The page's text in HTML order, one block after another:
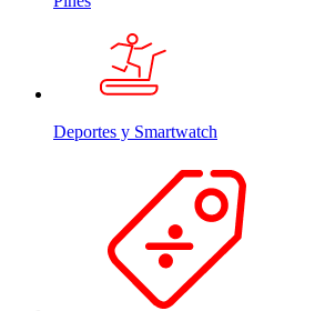
Deportes y Smartwatch